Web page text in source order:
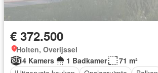
€ 372.500
Holten, Overijssel
4 Kamers
1 Badkamer
71 m²